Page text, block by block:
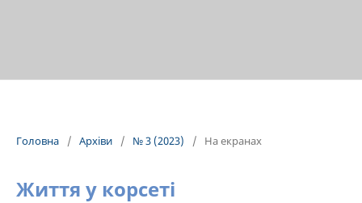
Головна / Архіви / № 3 (2023) / На екранах
Життя у корсеті